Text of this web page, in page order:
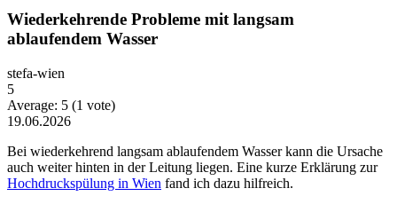
Wiederkehrende Probleme mit langsam
ablaufendem Wasser
stefa-wien
5
Average: 5 (1 vote)
19.06.2026
Bei wiederkehrend langsam ablaufendem Wasser kann die Ursache
auch weiter hinten in der Leitung liegen. Eine kurze Erklärung zur
Hochdruckspülung in Wien fand ich dazu hilfreich.